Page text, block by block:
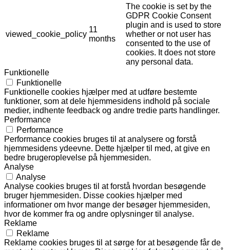
viewed_cookie_policy
11
months
The cookie is set by the
GDPR Cookie Consent
plugin and is used to store
whether or not user has
consented to the use of
cookies. It does not store
any personal data.
Funktionelle
Funktionelle
Funktionelle cookies hjælper med at udføre bestemte
funktioner, som at dele hjemmesidens indhold på sociale
medier, indhente feedback og andre tredie parts handlinger.
Performance
Performance
Performance cookies bruges til at analysere og forstå
hjemmesidens ydeevne. Dette hjælper til med, at give en
bedre brugeroplevelse på hjemmesiden.
Analyse
Analyse
Analyse cookies bruges til at forstå hvordan besøgende
bruger hjemmesiden. Disse cookies hjælper med
informationer om hvor mange der besøger hjemmesiden,
hvor de kommer fra og andre oplysninger til analyse.
Reklame
Reklame
Reklame cookies bruges til at sørge for at besøgende får de